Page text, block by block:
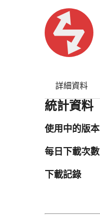
詳細資料
統計資料
使用中的版本
每日下載次數
下載記錄